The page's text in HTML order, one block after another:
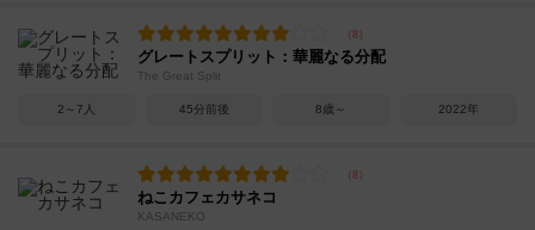
グレートスプリット：華麗なる分配
The Great Split
2～7人 45分前後 8歳～ 2022年
ねこカフェカサネコ
KASANEKO